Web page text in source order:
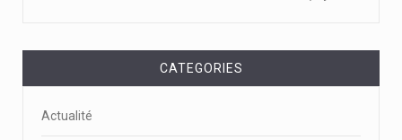
CATEGORIES
Actualité